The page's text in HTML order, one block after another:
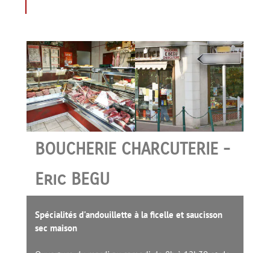
BOUCHERIE CHARCUTERIE -
Eric BEGU
Spécialités d'andouillette à la ficelle et saucisson
sec maison